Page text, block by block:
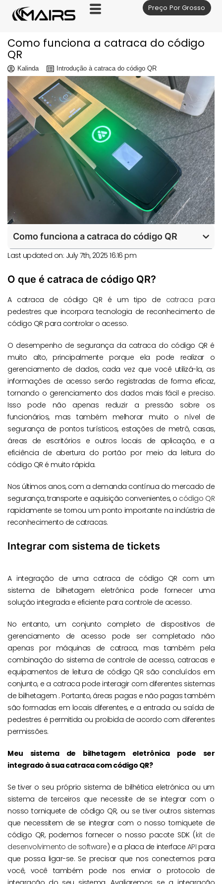
Skip
to
Preço Por Grosso
Como funciona a catraca do código
QR
Kalinda Introdução à catraca do código QR
Como funciona a catraca do código QR
Last updated on: July 7th, 2025 16:16 pm
O que é catraca de código QR?
A catraca de código QR é um tipo de catraca para
pedestres que incorpora tecnologia de reconhecimento de
código QR para controlar o acesso.
O desempenho de segurança da catraca do código QR é
muito alto, principalmente porque ela pode realizar o
gerenciamento de dados, cada vez que você utilizá-la, as
informações de acesso serão registradas de forma eficaz,
tornando o gerenciamento dos dados mais fácil e preciso.
Isso pode não apenas reduzir a pressão sobre os
funcionários, mas também melhorar muito o nível de
segurança de pontos turísticos, estações de metrô, casas,
áreas de escritórios e outros locais de aplicação, e a
eficiência de abertura do portão por meio da leitura do
código QR é muito rápida.
Nos últimos anos, com a demanda contínua do mercado de
segurança, transporte e aquisição convenientes, o código QR
rapidamente se tornou um ponto importante na indústria de
reconhecimento de catracas.
Integrar com sistema de tickets
A integração de uma catraca de código QR com um
sistema de bilhetagem eletrônica pode fornecer uma
solução integrada e eficiente para controle de acesso.
No entanto, um conjunto completo de dispositivos de
gerenciamento de acesso pode ser completado não
apenas por máquinas de catraca, mas também pela
combinação do sistema de controle de acesso, catracas e
equipamentos de leitura de código QR são concluídos em
conjunto, e a catraca pode interagir com diferentes sistemas
de bilhetagem . Portanto, áreas pagas e não pagas também
são formadas em locais diferentes, e a entrada ou saída de
pedestres é permitida ou proibida de acordo com diferentes
permissões.
Meu sistema de bilhetagem eletrônica pode ser
integrado à sua catraca com código QR?
Se tiver o seu próprio sistema de bilhética eletrónica ou um
sistema de terceiros que necessite de se integrar com o
nosso torniquete de código QR, ou se tiver outros sistemas
que necessitem de se integrar com o nosso torniquete de
código QR, podemos fornecer o nosso pacote SDK (kit de
desenvolvimento de software) e a placa de interface API para
que possa ligar-se. Se precisar que nos conectemos para
você, você também pode nos enviar o protocolo de